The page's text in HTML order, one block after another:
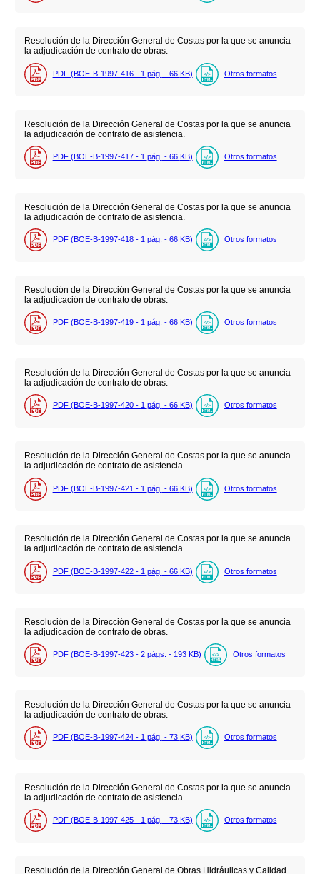
Resolución de la Dirección General de Costas por la que se anuncia
la adjudicación de contrato de obras.
PDF (BOE-B-1997-416 - 1 pág. - 66 KB) Otros formatos
Resolución de la Dirección General de Costas por la que se anuncia
la adjudicación de contrato de asistencia.
PDF (BOE-B-1997-417 - 1 pág. - 66 KB) Otros formatos
Resolución de la Dirección General de Costas por la que se anuncia
la adjudicación de contrato de asistencia.
PDF (BOE-B-1997-418 - 1 pág. - 66 KB) Otros formatos
Resolución de la Dirección General de Costas por la que se anuncia
la adjudicación de contrato de obras.
PDF (BOE-B-1997-419 - 1 pág. - 66 KB) Otros formatos
Resolución de la Dirección General de Costas por la que se anuncia
la adjudicación de contrato de obras.
PDF (BOE-B-1997-420 - 1 pág. - 66 KB) Otros formatos
Resolución de la Dirección General de Costas por la que se anuncia
la adjudicación de contrato de asistencia.
PDF (BOE-B-1997-421 - 1 pág. - 66 KB) Otros formatos
Resolución de la Dirección General de Costas por la que se anuncia
la adjudicación de contrato de asistencia.
PDF (BOE-B-1997-422 - 1 pág. - 66 KB) Otros formatos
Resolución de la Dirección General de Costas por la que se anuncia
la adjudicación de contrato de obras.
PDF (BOE-B-1997-423 - 2 págs. - 193 KB) Otros formatos
Resolución de la Dirección General de Costas por la que se anuncia
la adjudicación de contrato de obras.
PDF (BOE-B-1997-424 - 1 pág. - 73 KB) Otros formatos
Resolución de la Dirección General de Costas por la que se anuncia
la adjudicación de contrato de asistencia.
PDF (BOE-B-1997-425 - 1 pág. - 73 KB) Otros formatos
Resolución de la Dirección General de Obras Hidráulicas y Calidad